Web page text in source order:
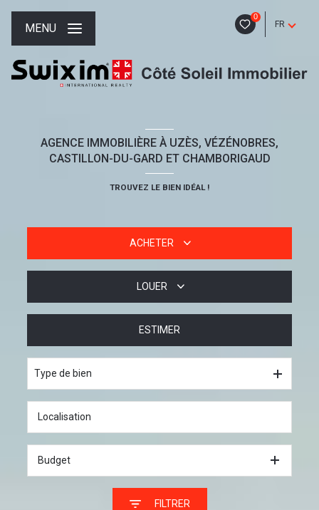
0
FR
MENU
AGENCE IMMOBILIÈRE À UZÈS, VÉZÉNOBRES,
CASTILLON-DU-GARD ET CHAMBORIGAUD
TROUVEZ LE BIEN IDÉAL !
ACHETER
De l'immo pro
LOUER
De l'immo pro
ESTIMER
Type de bien
Budget
FILTRER